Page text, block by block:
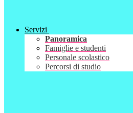
Servizi
Panoramica
Famiglie e studenti
Personale scolastico
Percorsi di studio